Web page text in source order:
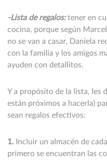
-Lista de regalos:tener en
cocina, porque según
no se van a casar, Daniela
con la familia y los amigos
ayuden con detallitos.
Y a propósito de la lista, les
están próximos a hacerla)
sean regalos efectivos:
1. Incluir un almacén de
primero se encuentran las